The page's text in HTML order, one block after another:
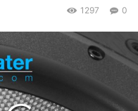
0
1297